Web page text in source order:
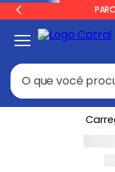
O que você
Termos mais